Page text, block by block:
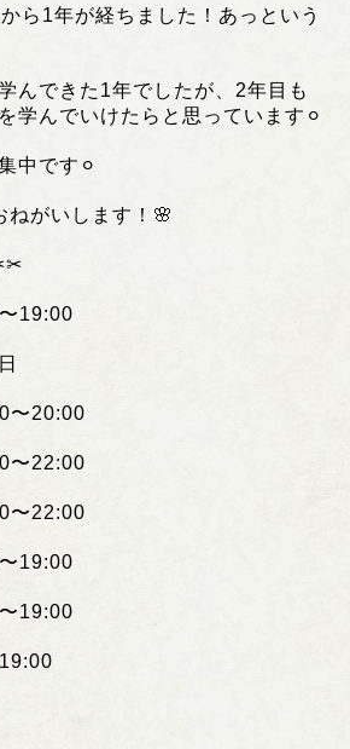
ら1年が経ちました！あっという
んできた1年でしたが、2年目も
学んでいけたらと思っています⚪︎
中です⚪︎
ねがいします！🌸
〜19:00
〜20:00
〜22:00
〜22:00
〜19:00
〜19:00
19:00